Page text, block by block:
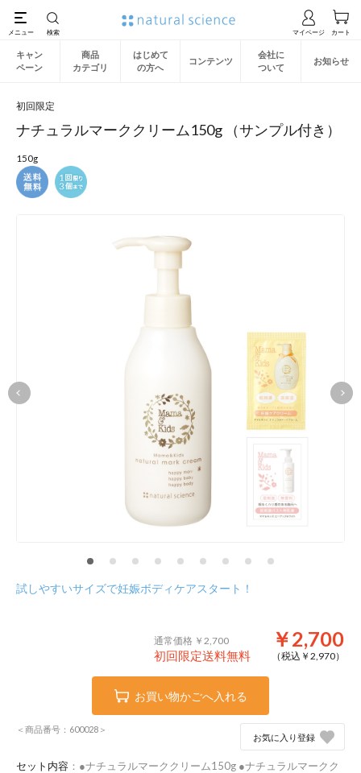
キャン
ペーン
商品
カテゴリ
はじめて
の方へ
コンテンツ
会社に
ついて
お知らせ
初回限定
ナチュラルマーククリーム150g （サンプル付き）
150g
試しやすいサイズで妊娠ボディケアスタート！
通常価格 ￥2,700
初回限定送料無料
￥2,700
（税込￥ 2,970）
お買い物かごへ入れる
＜商品番号：600028＞
お気に入り登録
セット内容 ：●ナチュラルマーククリーム150g ●ナチュラルマークク